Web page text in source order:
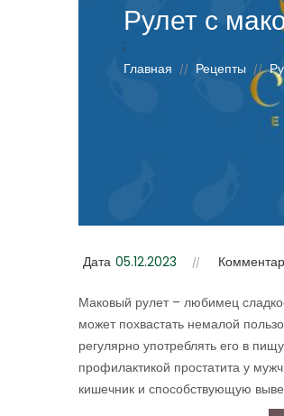
Рулет с
;
Главная
// Рецепты //
Дата 05.12.2023
Маковый рулет – любимец
может похвастать немалой
регулярно употреблять его в
профилактикой простатита у
кишечник и способствующую